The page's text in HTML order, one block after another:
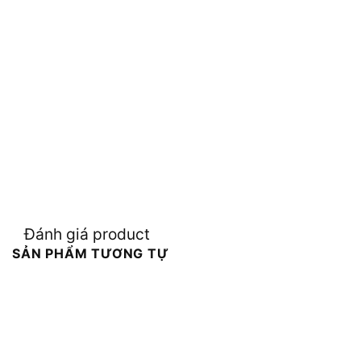
Đánh giá product
SẢN PHẨM TƯƠNG TỰ